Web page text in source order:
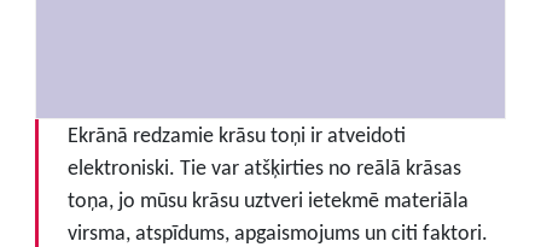
Ekrānā redzamie krāsu toņi ir atveidoti
elektroniski. Tie var atšķirties no reālā krāsas
toņa, jo mūsu krāsu uztveri ietekmē materiāla
virsma, atspīdums, apgaismojums un citi faktori.